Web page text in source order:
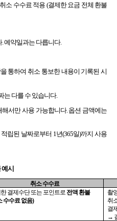
소 수수료 적용 (결제한 요금 전체 환불
예약일과는 다릅니다.
통하여 취소 통보한 내용이 기록된 시
는 다를 수 있습니다.
서만 사용 가능합니다. 옵션 금액에는
립된 날짜로부터 1년(365일)까지 사용
시
취소 수수료
결제수단 또는 포인트로 전액 환불
수수료 없음)
촬
취
결
→